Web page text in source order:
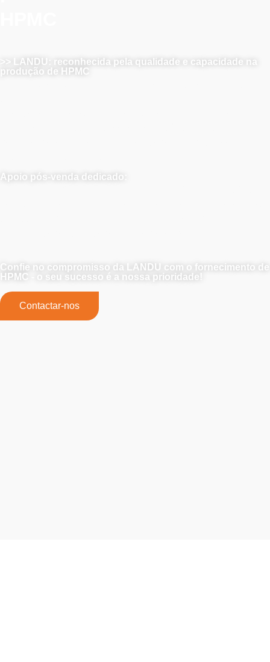
>> LANDU: reconhecida pela qualidade e capacidade na
produção de HPMC
Apoio pós-venda dedicado:
Confie no compromisso da LANDU com o fornecimento de
HPMC - o seu sucesso é a nossa prioridade!
Contactar-nos